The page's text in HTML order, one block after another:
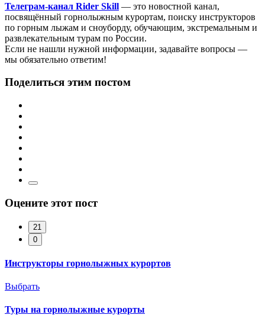
Телеграм-канал Rider Skill — это новостной канал,
посвящённый горнолыжным курортам, поиску инструкторов
по горным лыжам и сноуборду, обучающим, экстремальным и
развлекательным турам по России.
Если не нашли нужной информации, задавайте вопросы —
мы обязательно ответим!
Поделиться этим постом
Оцените этот пост
21
0
Инструкторы горнолыжных курортов
Выбрать
Туры на горнолыжные курорты